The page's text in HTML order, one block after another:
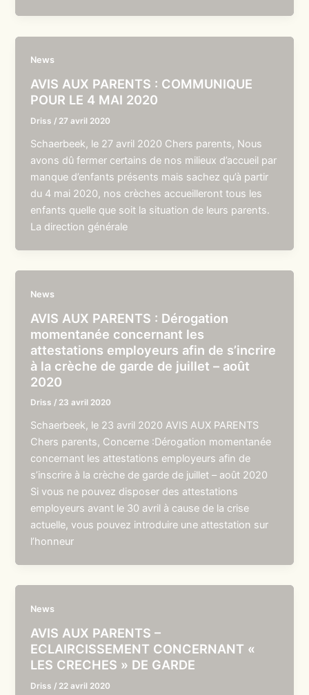
News
AVIS AUX PARENTS : COMMUNIQUE
POUR LE 4 MAI 2020
Driss / 27 avril 2020
Schaerbeek, le 27 avril 2020 Chers parents, Nous
avons dû fermer certains de nos milieux d’accueil par
manque d’enfants présents mais sachez qu’à partir
du 4 mai 2020, nos crèches accueilleront tous les
enfants quelle que soit la situation de leurs parents.
La direction générale
News
AVIS AUX PARENTS : Dérogation
momentanée concernant les
attestations employeurs afin de s’incrire
à la crèche de garde de juillet – août
2020
Driss / 23 avril 2020
Schaerbeek, le 23 avril 2020 AVIS AUX PARENTS
Chers parents, Concerne :Dérogation momentanée
concernant les attestations employeurs afin de
s’inscrire à la crèche de garde de juillet – août 2020
Si vous ne pouvez disposer des attestations
employeurs avant le 30 avril à cause de la crise
actuelle, vous pouvez introduire une attestation sur
l’honneur
News
AVIS AUX PARENTS –
ECLAIRCISSEMENT CONCERNANT «
LES CRECHES » DE GARDE
Driss / 22 avril 2020